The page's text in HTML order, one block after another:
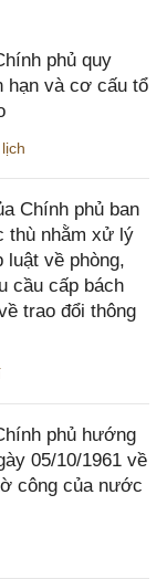
phủ quy
hạn và cơ cấu tổ
Chính phủ ban
thù nhằm xử lý
luật về phòng,
cầu cấp bách
trao đổi thông
phủ hướng
05/10/1961 về
công của nước